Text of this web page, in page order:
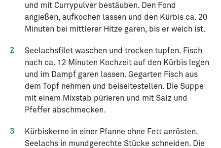
und mit Currypulver bestäuben. Den Fond
angießen, aufkochen lassen und den Kürbis ca. 20
Minuten bei mittlerer Hitze garen, bis er weich ist.
2
Seelachsfilet waschen und trocken tupfen. Fisch
nach ca. 12 Minuten Kochzeit auf den Kürbis legen
und im Dampf garen lassen. Gegarten Fisch aus
dem Topf nehmen und beiseitestellen. Die Suppe
mit einem Mixstab pürieren und mit Salz und
Pfeffer abschmecken.
3
Kürbiskerne in einer Pfanne ohne Fett anrösten.
Seelachs in mundgerechte Stücke schneiden. Die